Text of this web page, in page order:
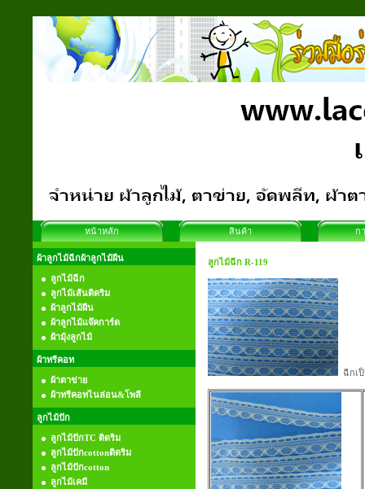
หน้าหลัก สินค้า ก
ผ้าลูกไม้ฉีกผ้าลูกไม้ผืน
ลูกไม้ฉีก
ลูกไม้เส้นติดริม
ผ้าลูกไม้ผืน
ผ้าลูกไม้แจ๊คการ์ด
ผ้ามุ้งลูกไม้
ผ้าทรีคอท
ผ้าตาข่าย
ผ้าทรีคอทไนล่อน&โพลี
ลูกไม้ปัก
ลูกไม้ปักTC ติดริม
ลูกไม้ปักcottonติดริม
ลูกไม้ปักcotton
ลูกไม้เคมี
ลูกไม้ฉีก R-119
ฉีกเ